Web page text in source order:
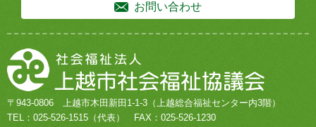
お問い合わせ
〒943-0806 上越市木田新田1-1-3 （上越総合福祉センター内3階）
TEL： 025-526-1515 （代表） FAX：025-526-1230